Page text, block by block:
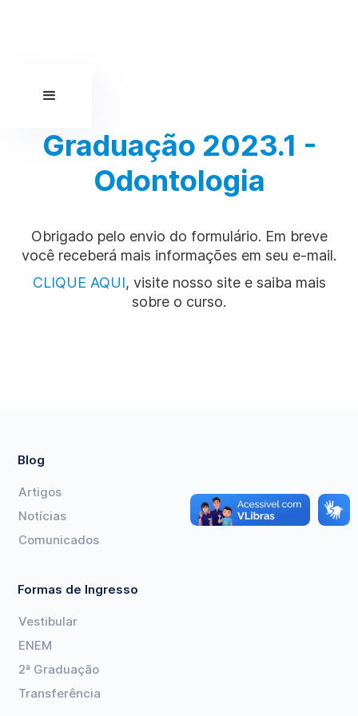
Graduação 2023.1 -
Odontologia
Obrigado pelo envio do formulário. Em breve
você receberá mais informações em seu e-mail.
CLIQUE AQUI, visite nosso site e saiba mais
sobre o curso.
Blog
Artigos
Notícias
Comunicados
Formas de Ingresso
Vestibular
ENEM
2ª Graduação
Transferência